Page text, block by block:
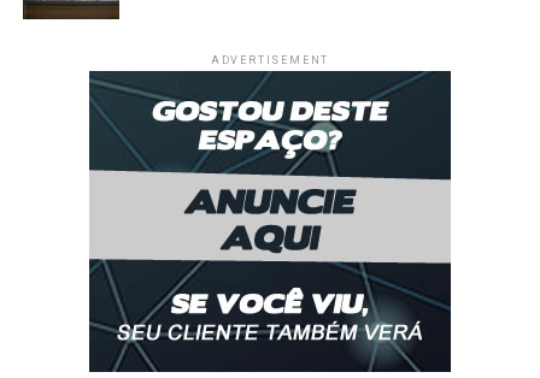
ADVERTISEMENT